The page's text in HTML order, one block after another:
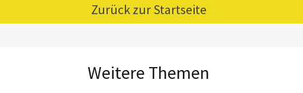
Zurück zur Startseite
Weitere Themen